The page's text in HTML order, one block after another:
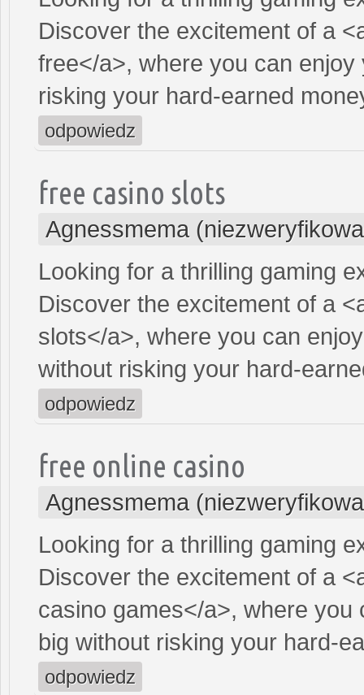
Discover the excitement of a
free</a>, where you can
risking your hard-earned
odpowiedz
free casino slots
Agnessmema
Looking for a thrilling gaming
Discover the excitement of a
slots</a>, where you can
without risking your hard-
odpowiedz
free online casino
Agnessmema
Looking for a thrilling gaming
Discover the excitement of a
casino games</a>, where
big without risking your hard-
odpowiedz